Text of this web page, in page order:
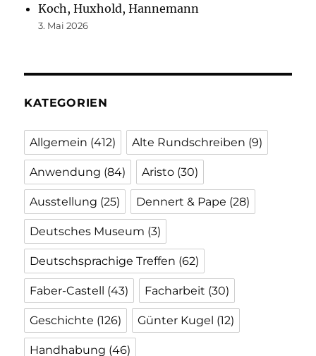
Koch, Huxhold, Hannemann
3. Mai 2026
KATEGORIEN
Allgemein (412) Alte Rundschreiben (9)
Anwendung (84) Aristo (30)
Ausstellung (25) Dennert & Pape (28)
Deutsches Museum (3)
Deutschsprachige Treffen (62)
Faber-Castell (43) Facharbeit (30)
Geschichte (126) Günter Kugel (12)
Handhabung (46)